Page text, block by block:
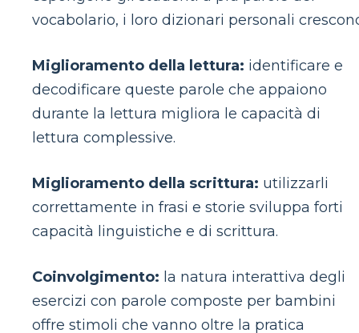
vocabolario, i loro dizionari personali
Miglioramento della lettura: identificare e
decodificare queste parole che appaiono
durante la lettura migliora le capacità di
lettura complessive.
Miglioramento della scrittura: utilizzarli
correttamente in frasi e storie sviluppa forti
capacità linguistiche e di scrittura.
Coinvolgimento: la natura interattiva degli
esercizi con parole composte per bambini
offre stimoli che vanno oltre la pratica